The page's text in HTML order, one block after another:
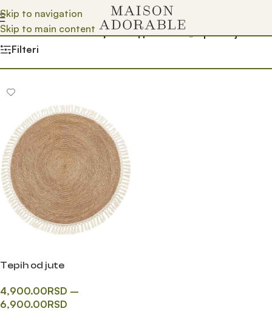
Skip to navigation
Skip to main content
Почетна/Prodavnica/Производ oзначен „tepih od jute“
Filteri
Tepih od jute
4,900.00RSD –
6,900.00RSD